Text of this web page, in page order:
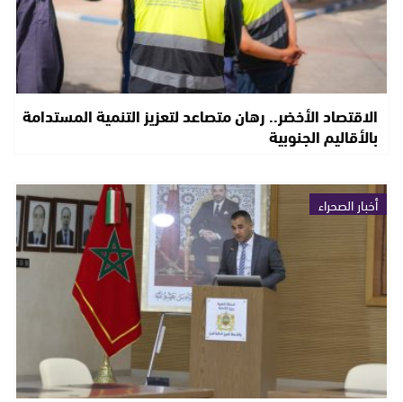
الاقتصاد الأخضر.. رهان متصاعد لتعزيز التنمية المستدامة
بالأقاليم الجنوبية
أخبار الصحراء